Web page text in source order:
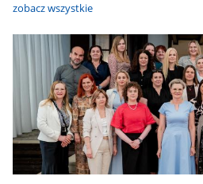
zobacz wszystkie